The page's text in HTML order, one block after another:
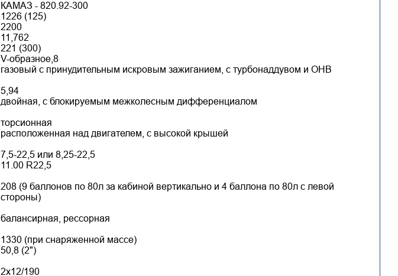
КАМАЗ - 820.92-300
1226 (125)
2200
11,762
221 (300)
V-образное,8
газовый с принудительным искровым зажиганием, с турбонаддувом и ОНВ
5,94
двойная, с блокируемым межколесным дифференциалом
торсионная
расположенная над двигателем, с высокой крышей
7,5-22,5 или 8,25-22,5
11.00 R22,5
208 (9 баллонов по 80л за кабиной вертикально и 4 баллона по 80л с левой
стороны)
балансирная, рессорная
1330 (при снаряженной массе)
50,8 (2")
2x12/190